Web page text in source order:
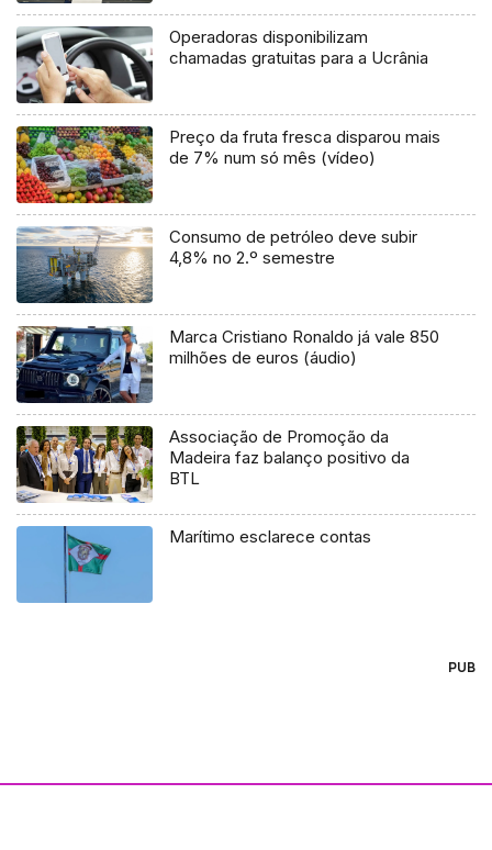
Operadoras disponibilizam
chamadas gratuitas para a Ucrânia
Preço da fruta fresca disparou mais
de 7% num só mês (vídeo)
Consumo de petróleo deve subir
4,8% no 2.º semestre
Marca Cristiano Ronaldo já vale 850
milhões de euros (áudio)
Associação de Promoção da
Madeira faz balanço positivo da
BTL
Marítimo esclarece contas
PUB